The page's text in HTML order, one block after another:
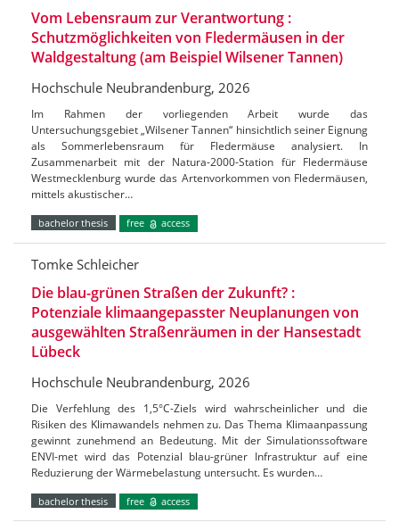
Vom Lebensraum zur Verantwortung :
Schutzmöglichkeiten von Fledermäusen in der
Waldgestaltung (am Beispiel Wilsener Tannen)
Hochschule Neubrandenburg, 2026
Im Rahmen der vorliegenden Arbeit wurde das
Untersuchungsgebiet „Wilsener Tannen“ hinsichtlich seiner Eignung
als Sommerlebensraum für Fledermäuse analysiert. In
Zusammenarbeit mit der Natura-2000-Station für Fledermäuse
Westmecklenburg wurde das Artenvorkommen von Fledermäusen,
mittels akustischer…
bachelor thesis free access
Tomke Schleicher
Die blau-grünen Straßen der Zukunft? :
Potenziale klimaangepasster Neuplanungen von
ausgewählten Straßenräumen in der Hansestadt
Lübeck
Hochschule Neubrandenburg, 2026
Die Verfehlung des 1,5°C-Ziels wird wahrscheinlicher und die
Risiken des Klimawandels nehmen zu. Das Thema Klimaanpassung
gewinnt zunehmend an Bedeutung. Mit der Simulationssoftware
ENVI-met wird das Potenzial blau-grüner Infrastruktur auf eine
Reduzierung der Wärmebelastung untersucht. Es wurden…
bachelor thesis free access